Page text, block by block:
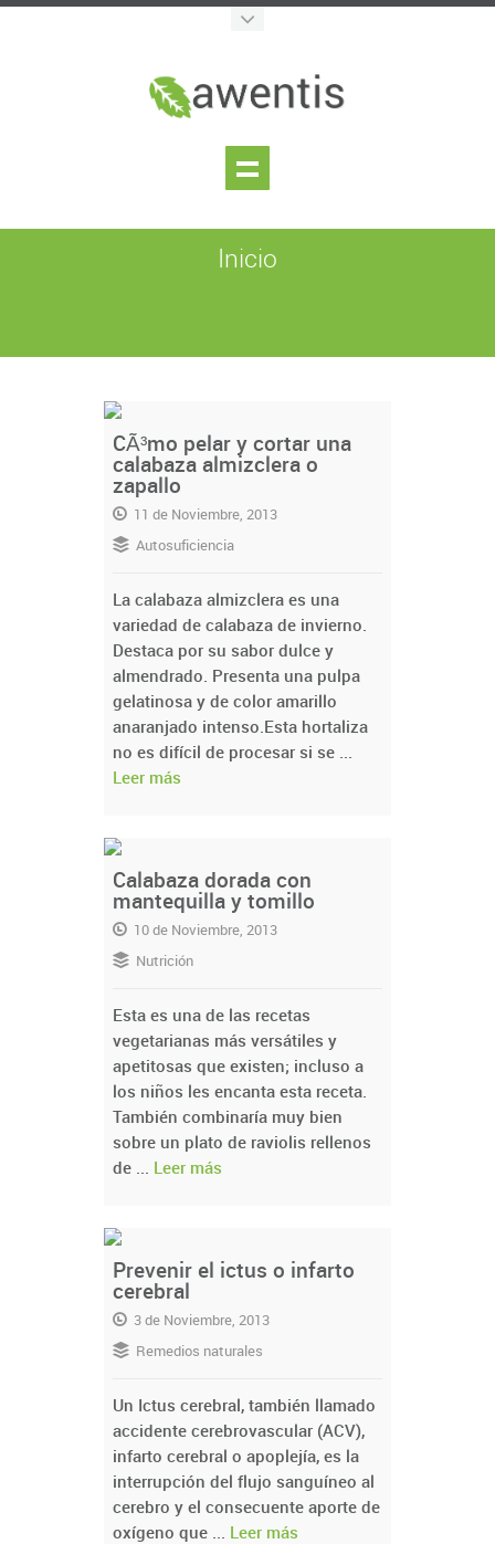
Inicio
CÃ³mo pelar y cortar una
calabaza almizclera o
zapallo
11 de Noviembre, 2013
Autosuficiencia
La calabaza almizclera es una
variedad de calabaza de invierno.
Destaca por su sabor dulce y
almendrado. Presenta una pulpa
gelatinosa y de color amarillo
anaranjado intenso.Esta hortaliza
no es difícil de procesar si se ...
Leer más
Calabaza dorada con
mantequilla y tomillo
10 de Noviembre, 2013
Nutrición
Esta es una de las recetas
vegetarianas más versátiles y
apetitosas que existen; incluso a
los niños les encanta esta receta.
También combinaría muy bien
sobre un plato de raviolis rellenos
de ... Leer más
Prevenir el ictus o infarto
cerebral
3 de Noviembre, 2013
Remedios naturales
Un Ictus cerebral, también llamado
accidente cerebrovascular (ACV),
infarto cerebral o apoplejía, es la
interrupción del flujo sanguíneo al
cerebro y el consecuente aporte de
oxígeno que ... Leer más